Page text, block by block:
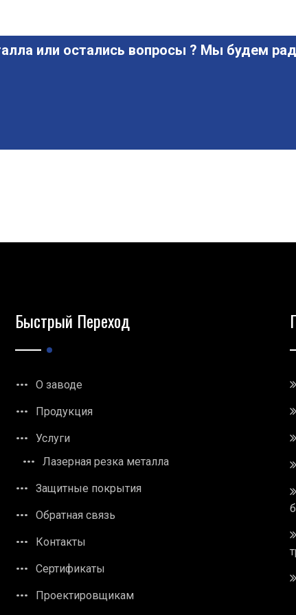
или остались вопросы ? Мы будем
Быстрый Переход
О заводе
Продукция
Услуги
Лазерная резка металла
Защитные покрытия
Обратная связь
Контакты
Сертификаты
Проектировщикам